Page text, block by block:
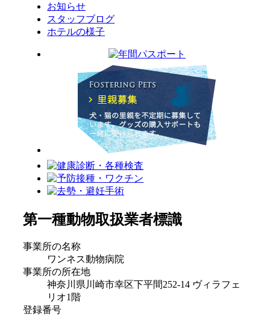
お知らせ
スタッフブログ
ホテルの様子
第一種動物取扱業者標識
事業所の名称
ワンネス動物病院
事業所の所在地
神奈川県川崎市幸区下平間252-14 ヴィラフェ
リオ1階
登録番号